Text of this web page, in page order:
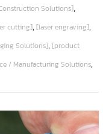
Solutions],
cutting],[laser engraving],
Solutions],[product
/ Manufacturing Solutions,